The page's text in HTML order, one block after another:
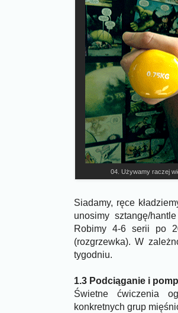
04. Używamy raczej
Siadamy, ręce
unosimy sztangę/
Robimy 4-6 serii po
(rozgrzewka). W
tygodniu.
1.3 Podciąganie i
Świetne ćwiczenia
konkretnych grup